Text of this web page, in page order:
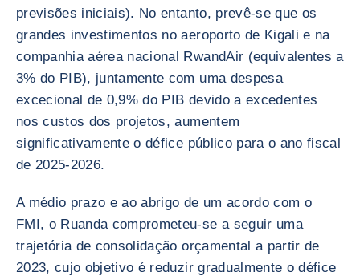
previsões iniciais). No entanto, prevê-se que os
grandes investimentos no aeroporto de Kigali e na
companhia aérea nacional RwandAir (equivalentes a
3% do PIB), juntamente com uma despesa
excecional de 0,9% do PIB devido a excedentes
nos custos dos projetos, aumentem
significativamente o défice público para o ano fiscal
de 2025-2026.
A médio prazo e ao abrigo de um acordo com o
FMI, o Ruanda comprometeu-se a seguir uma
trajetória de consolidação orçamental a partir de
2023, cujo objetivo é reduzir gradualmente o défice